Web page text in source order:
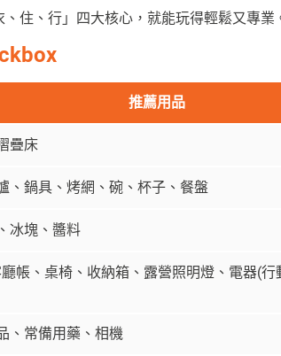
住、行」四大核心，就能玩得輕鬆又專業
推薦用品
疊床
、鍋具、烤網、碗、杯子、餐盤
冰塊、醬料
帳、桌椅、收納箱、露營照明燈、電器(行
、常備用藥、相機